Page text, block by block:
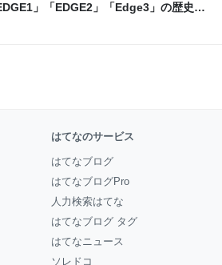
」「EDGE2」「Edge3」の歴史に
テックLAB
はてなのサービス
はてなブログ
はてなブログPro
人力検索はてな
はてなブログ タグ
はてなニュース
ソレドコ